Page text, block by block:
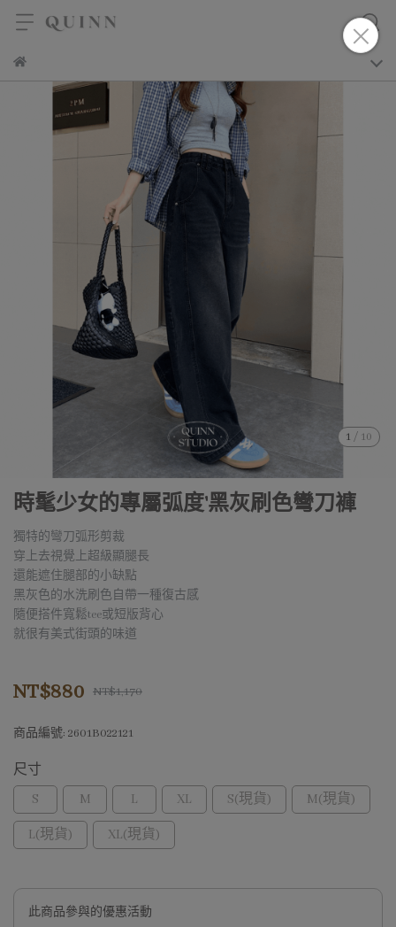
1 / 10
時髦少女的專屬弧度'黑灰刷色彎刀褲
獨特的彎刀弧形剪裁
穿上去視覺上超級顯腿長
還能遮住腿部的小缺點
黑灰色的水洗刷色自帶一種復古感
隨便搭件寬鬆tee或短版背心
就很有美式街頭的味道
NT$880 NT$1,170
商品編號: 2601B022121
尺寸
S
M L XL S(現貨) M(現貨)
L(現貨) XL(現貨)
此商品參與的優惠活動